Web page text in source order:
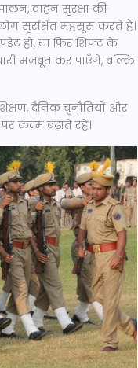
वाहन सुरक्षा की
सुरक्षित महसूस करते हैं।
हो, या फिर शिफ्ट के
मजबूत कर पाएँगे, बल्कि
दैनिक चुनौतियों और
कदम बढ़ाते रहें।